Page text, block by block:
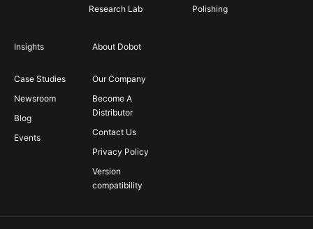
Research Lab
Polishing
Insights
Case Studies
Newsroom
Blog
Events
About Dobot
Our Company
Become A
Distributor
Contact Us
Privacy Policy
Version
compatibility